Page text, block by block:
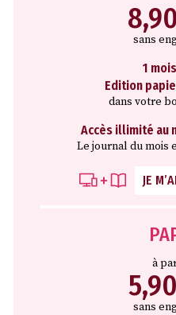
sans
1
Edition
dans votre
Accès illimité au
Le journal du mois
JE
à
sans